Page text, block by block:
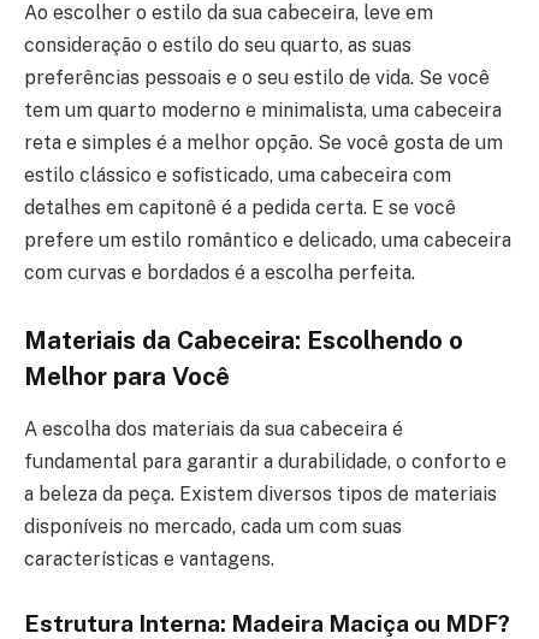
Ao escolher o estilo da sua cabeceira, leve em
consideração o estilo do seu quarto, as suas
preferências pessoais e o seu estilo de vida. Se você
tem um quarto moderno e minimalista, uma cabeceira
reta e simples é a melhor opção. Se você gosta de um
estilo clássico e sofisticado, uma cabeceira com
detalhes em capitonê é a pedida certa. E se você
prefere um estilo romântico e delicado, uma cabeceira
com curvas e bordados é a escolha perfeita.
Materiais da Cabeceira: Escolhendo o
Melhor para Você
A escolha dos materiais da sua cabeceira é
fundamental para garantir a durabilidade, o conforto e
a beleza da peça. Existem diversos tipos de materiais
disponíveis no mercado, cada um com suas
características e vantagens.
Estrutura Interna: Madeira Maciça ou MDF?